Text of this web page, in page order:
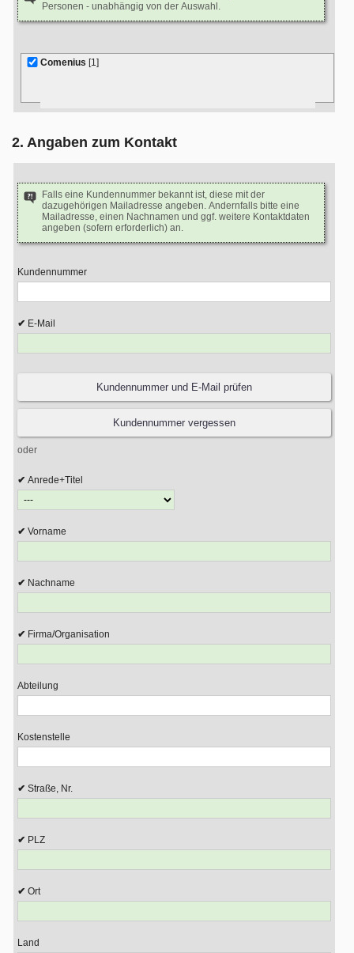
Personen - unabhängig von der Auswahl.
Comenius [1]
2. Angaben zum Kontakt
Falls eine Kundennummer bekannt ist, diese mit der
dazugehörigen Mailadresse angeben. Andernfalls bitte eine
Mailadresse, einen Nachnamen und ggf. weitere Kontaktdaten
angeben (sofern erforderlich) an.
Kundennummer
E-Mail
oder
Anrede+Titel
Vorname
Nachname
Firma/Organisation
Abteilung
Kostenstelle
Straße, Nr.
PLZ
Ort
Land